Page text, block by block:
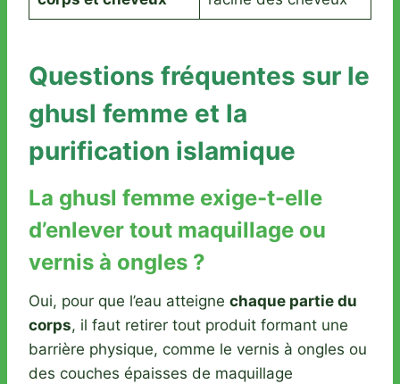
Questions fréquentes sur le
ghusl femme et la
purification islamique
La ghusl femme exige-t-elle
d’enlever tout maquillage ou
vernis à ongles ?
Oui, pour que l’eau atteigne chaque partie du
corps, il faut retirer tout produit formant une
barrière physique, comme le vernis à ongles ou
des couches épaisses de maquillage